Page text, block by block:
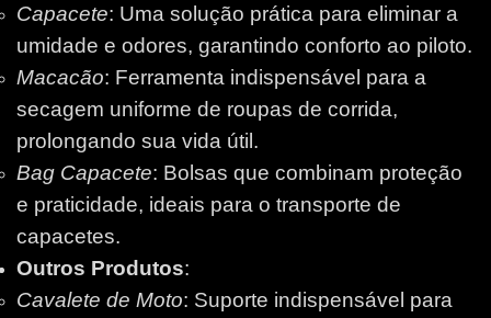
Capacete: Uma solução prática para eliminar a
umidade e odores, garantindo conforto ao piloto.
Macacão: Ferramenta indispensável para a
secagem uniforme de roupas de corrida,
prolongando sua vida útil.
Bag Capacete: Bolsas que combinam proteção
e praticidade, ideais para o transporte de
capacetes.
Outros Produtos:
Cavalete de Moto: Suporte indispensável para